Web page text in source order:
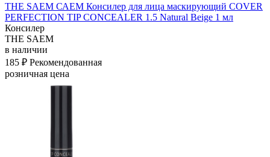
THE SAEM САЕМ Консилер для лица маскирующий COVER
PERFECTION TIP CONCEALER 1.5 Natural Beige 1 мл
Консилер
THE SAEM
в наличии
185 ₽ Рекомендованная
розничная цена